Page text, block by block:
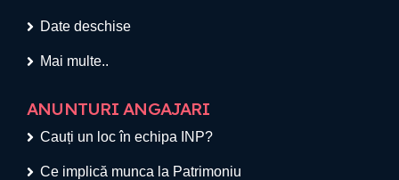
Date deschise
Mai multe..
ANUNTURI ANGAJARI
Cauți un loc în echipa INP?
Ce implică munca la Patrimoniu